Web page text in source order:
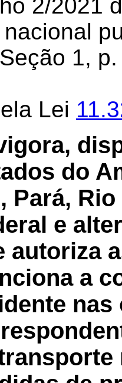
2/2021
1,
Lei
do
Pará,
e
autoriza
a
nas